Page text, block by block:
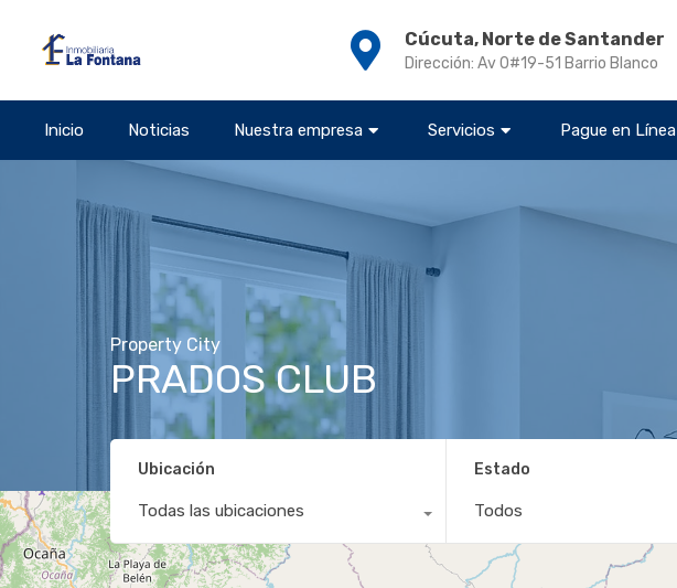
Cúcuta, Norte de Santander
Dirección: Av 0#19-51 Barrio Blanco
Inicio Noticias Nuestra empresa Servicios Pague en Línea
Property City
PRADOS CLUB
Ubicación
Todas las ubicaciones
Estado
Todos